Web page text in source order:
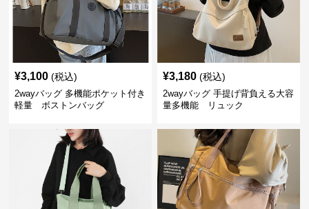
¥3,100 (税込)
2wayバッグ 多機能ポケット付き
軽量 ボストンバッグ
¥3,180 (税込)
2wayバッグ 手提げ背負える大容
量多機能 リュック